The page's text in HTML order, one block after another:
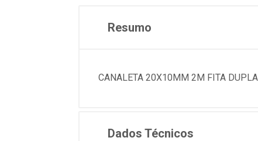
Resumo
CANALETA 20X10MM 2M FITA
Dados Técnicos